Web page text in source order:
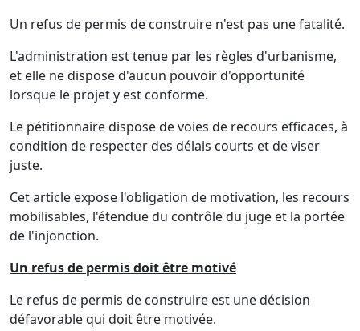
Un refus de permis de construire n'est pas une fatalité.
L'administration est tenue par les règles d'urbanisme,
et elle ne dispose d'aucun pouvoir d'opportunité
lorsque le projet y est conforme.
Le pétitionnaire dispose de voies de recours efficaces, à
condition de respecter des délais courts et de viser
juste.
Cet article expose l'obligation de motivation, les recours
mobilisables, l'étendue du contrôle du juge et la portée
de l'injonction.
Un refus de permis doit être motivé
Le refus de permis de construire est une décision
défavorable qui doit être motivée.